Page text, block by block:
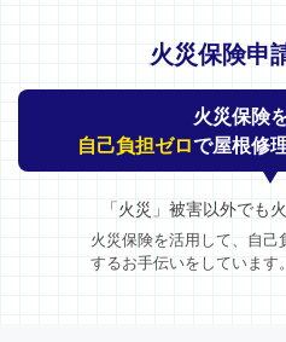
火災保険申
火災保険
自己負担ゼロで屋根修
「火災」被害以外でも
火災保険を活用して、自
するお手伝いをしています。